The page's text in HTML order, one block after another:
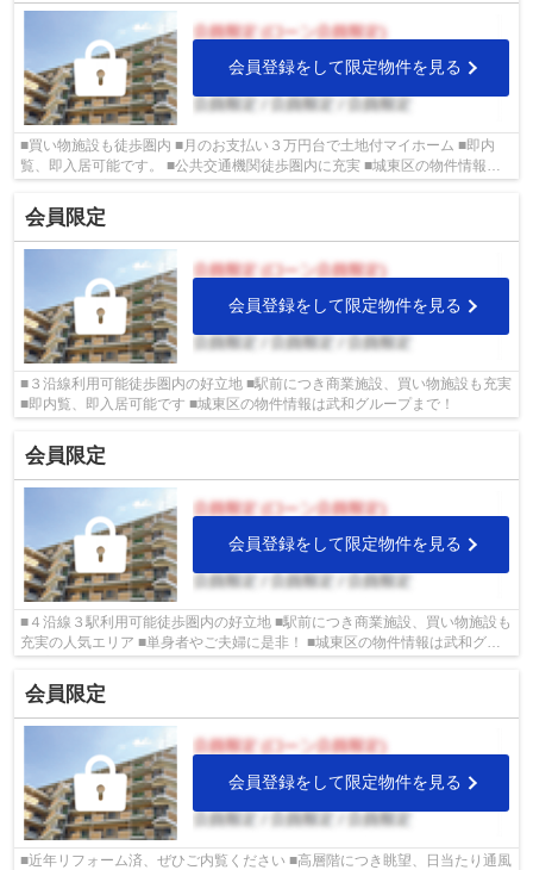
会員登録をして限定物件を見る
■買い物施設も徒歩圏内 ■月のお支払い３万円台で土地付マイホーム ■即内
覧、即入居可能です。 ■公共交通機関徒歩圏内に充実 ■城東区の物件情報は
会員限定
会員登録をして限定物件を見る
■３沿線利用可能徒歩圏内の好立地 ■駅前につき商業施設、買い物施設も充実
■即内覧、即入居可能です ■城東区の物件情報は武和グループまで！
会員限定
会員登録をして限定物件を見る
■４沿線３駅利用可能徒歩圏内の好立地 ■駅前につき商業施設、買い物施設も
充実の人気エリア ■単身者やご夫婦に是非！ ■城東区の物件情報は武和グル
会員限定
会員登録をして限定物件を見る
■近年リフォーム済、ぜひご内覧ください ■高層階につき眺望、日当たり通風